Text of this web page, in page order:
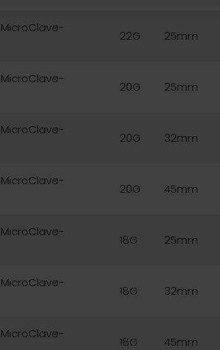
22G 25mm
20G 25mm
20G 32mm
20G 45mm
18G 25mm
18G 32mm
18G 45mm